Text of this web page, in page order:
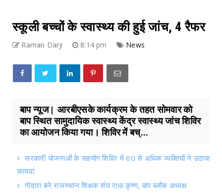
स्कूली बच्चों के स्वास्थ्य की हुई जांच, 4 रैफर
Raman Darji 8:14 pm News
बाप न्यूज | आरबीएसके कार्यक्रम के तहत सोमवार को
बाप स्थित सामुदायिक स्वास्थ्य केंद्र स्वास्थ्य जांच शिविर
का आयोजन किया गया। शिविर में बच्...
सरकारी योजनाओं के सहयोग शिविर में 60 से अधिक व्यक्तियों ने उठाया
फ़ायदा
गोदारा बने राजस्थान शिक्षक संघ राधा कृष्ण, बाप ब्लॉक अध्यक्ष